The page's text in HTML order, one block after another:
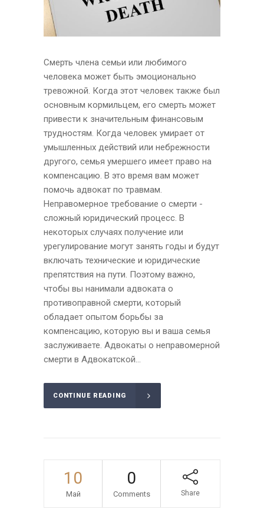
Смерть члена семьи или любимого
человека может быть эмоционально
тревожной. Когда этот человек также был
основным кормильцем, его смерть может
привести к значительным финансовым
трудностям. Когда человек умирает от
умышленных действий или небрежности
другого, семья умершего имеет право на
компенсацию. В это время вам может
помочь адвокат по травмам.
Неправомерное требование о смерти -
сложный юридический процесс. В
некоторых случаях получение или
урегулирование могут занять годы и будут
включать технические и юридические
препятствия на пути. Поэтому важно,
чтобы вы нанимали адвоката о
противоправной смерти, который
обладает опытом борьбы за
компенсацию, которую вы и ваша семья
заслуживаете. Адвокаты о неправомерной
смерти в Адвокатской...
CONTINUE READING
10
Май
0
Comments Share